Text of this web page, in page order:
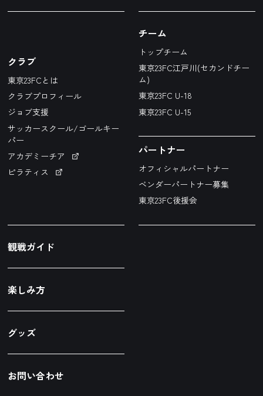
クラブ
東京23FCとは
クラブプロフィール
ジョブ支援
サッカースクール/ゴールキー
パー
アカデミーチア
ピラティス
チーム
トップチーム
東京23FC江戸川(セカンドチー
ム)
東京23FC U-18
東京23FC U-15
パートナー
オフィシャルパートナー
ベンダーパートナー募集
東京23FC後援会
観戦ガイド
楽しみ方
グッズ
お問い合わせ